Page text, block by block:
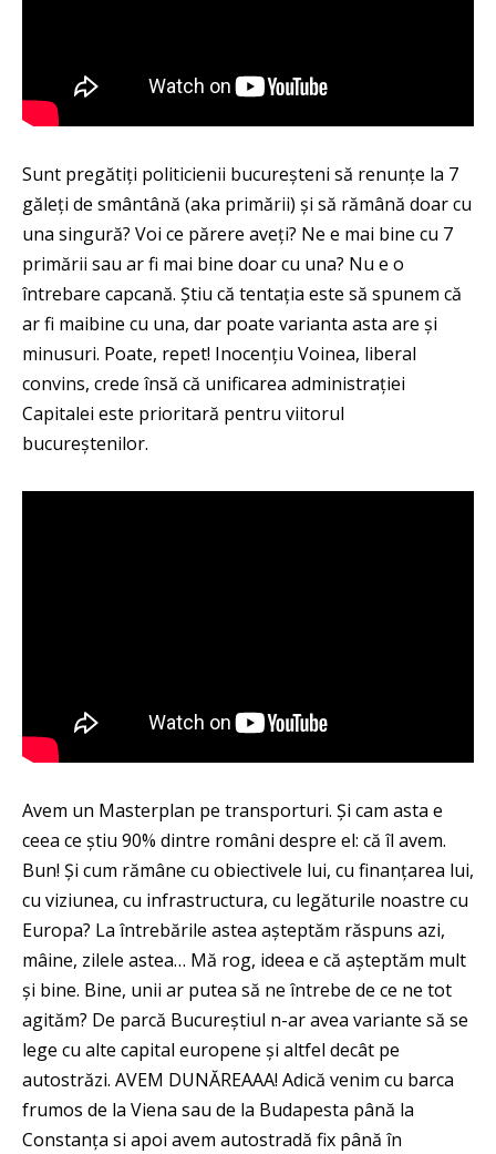
Sunt pregătiți politicienii bucureșteni să renunțe la 7
găleți de smântână (aka primării) și să rămână doar cu
una singură? Voi ce părere aveți? Ne e mai bine cu 7
primării sau ar fi mai bine doar cu una? Nu e o
întrebare capcană. Știu că tentația este să spunem că
ar fi maibine cu una, dar poate varianta asta are și
minusuri. Poate, repet! Inocențiu Voinea, liberal
convins, crede însă că unificarea administrației
Capitalei este prioritară pentru viitorul
bucureștenilor.
Avem un Masterplan pe transporturi. Și cam asta e
ceea ce știu 90% dintre români despre el: că îl avem.
Bun! Și cum rămâne cu obiectivele lui, cu finanțarea lui,
cu viziunea, cu infrastructura, cu legăturile noastre cu
Europa? La întrebările astea așteptăm răspuns azi,
mâine, zilele astea… Mă rog, ideea e că așteptăm mult
și bine. Bine, unii ar putea să ne întrebe de ce ne tot
agităm? De parcă Bucureștiul n-ar avea variante să se
lege cu alte capital europene și altfel decât pe
autostrăzi. AVEM DUNĂREAAA! Adică venim cu barca
frumos de la Viena sau de la Budapesta până la
Constanța si apoi avem autostradă fix până în